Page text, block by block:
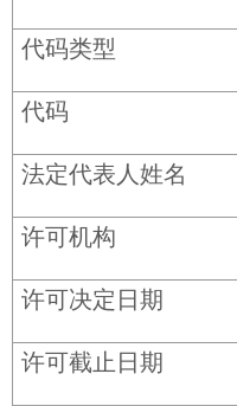
代码类型
代码
法定代表人姓名
许可机构
许可决定日期
许可截止日期